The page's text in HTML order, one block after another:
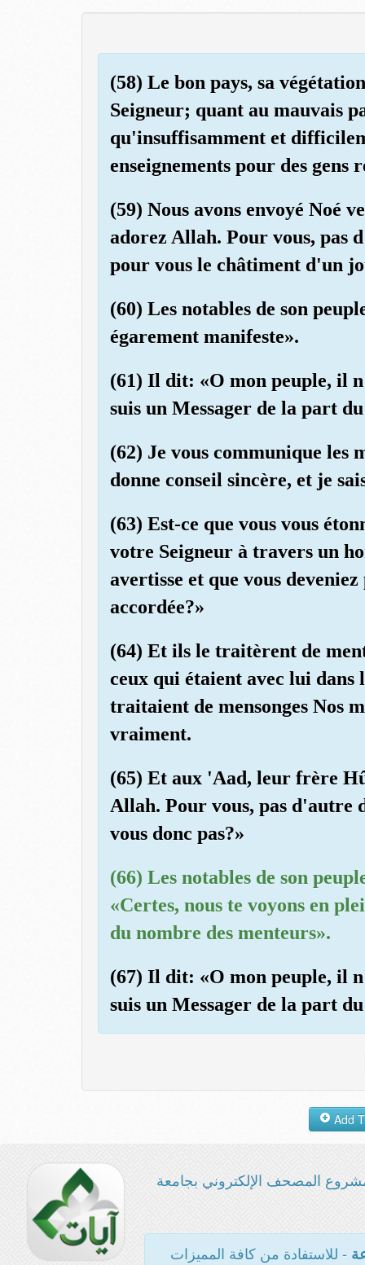
(58) Le bon pays, sa
Seigneur; quant au mauvais
qu'insuffisamment et
enseignements pour des gens
(59) Nous avons envoyé Noé
adorez Allah. Pour vous, pas
pour vous le châtiment d'un
(60) Les notables de son
égarement manifeste».
(61) Il dit: «O mon peuple, il
suis un Messager de la part
(62) Je vous communique les
donne conseil sincère, et je
(63) Est-ce que vous vous
votre Seigneur à travers un
avertisse et que vous
accordée?»
(64) Et ils le traitèrent de
ceux qui étaient avec lui dans
traitaient de mensonges Nos
vraiment.
(65) Et aux 'Aad, leur frère
Allah. Pour vous, pas
vous donc pas?»
(66) Les notables de son
«Certes, nous te voyons en
du nombre des menteurs».
(67) Il dit: «O mon peuple, il
suis un Messager de la part
المصحف الإلكتروني بجامعة
- للاستفادة من كافة المميزات